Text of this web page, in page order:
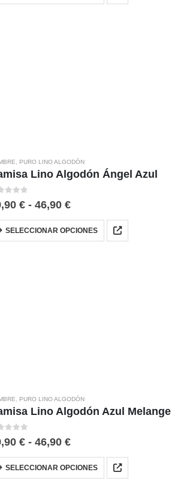
a día
una prenda funcional que se adapta a
hace que cada vez más hombres las
son una elección que responde bien en
, PURO LINO ALGODÓN
Lino Algodón Ángel Azul
€ - 46,90 €
SELECCIONAR OPCIONES
, PURO LINO ALGODÓN
Lino Algodón Azul Melange
€ - 46,90 €
SELECCIONAR OPCIONES